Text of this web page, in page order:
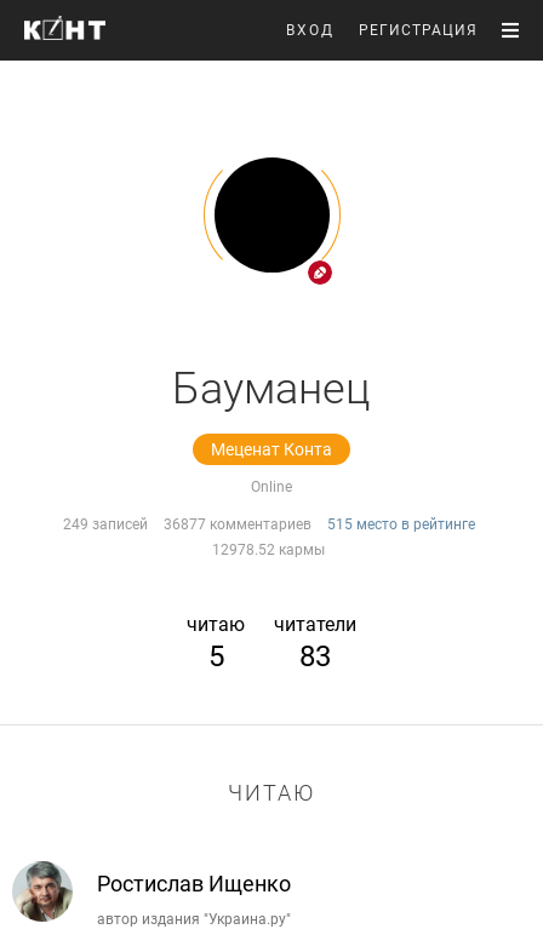
ВХОД РЕГИСТРАЦИЯ
Бауманец
Меценат Конта
Online
249 записей 36877 комментариев
515 место в рейтинге
12978.52 кармы
читаю
5
читатели
83
ЧИТАЮ
Ростислав Ищенко
автор издания "Украина.ру"